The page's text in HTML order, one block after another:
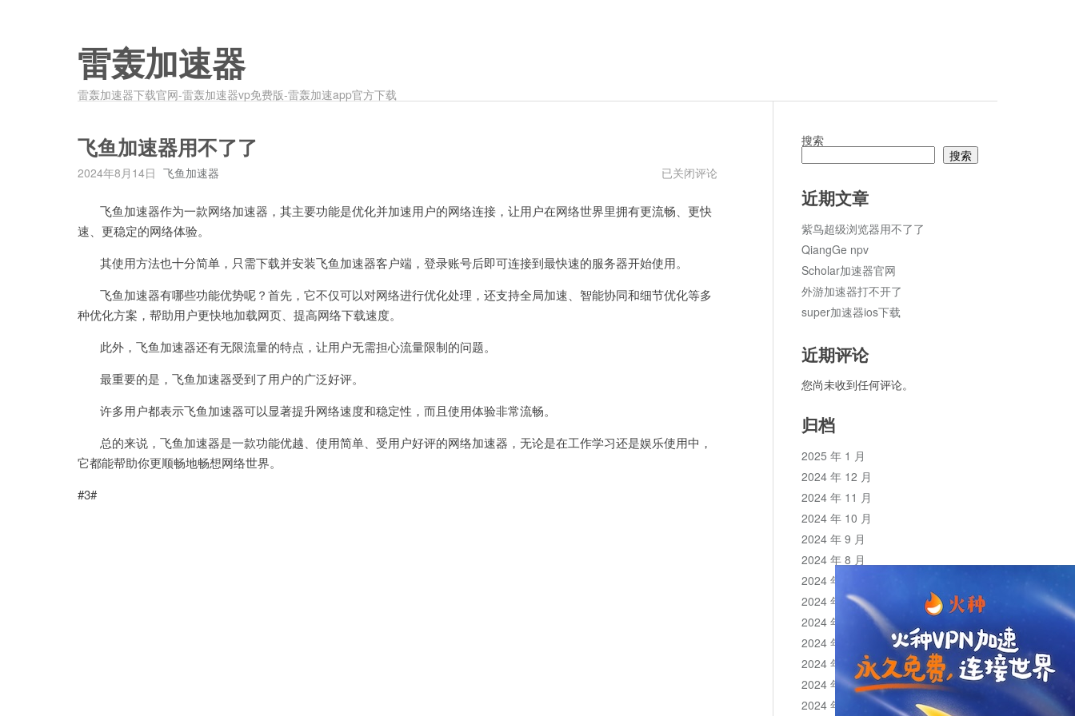
雷轰加速器
雷轰加速器下载官网-雷轰加速器vp免费版-雷轰加速app官方下载
飞鱼加速器用不了了
2024年8月14日 飞鱼加速器
飞
速
了
了
已关闭评论
飞鱼加速器作为一款网络加速器，其主要功能是优化并加速用户的网络连接，让用户在网络世界里拥有更流畅、更快
速、更稳定的网络体验。
其使用方法也十分简单，只需下载并安装飞鱼加速器客户端，登录账号后即可连接到最快速的服务器开始使用。
飞鱼加速器有哪些功能优势呢？首先，它不仅可以对网络进行优化处理，还支持全局加速、智能协同和细节优化等多
种优化方案，帮助用户更快地加载网页、提高网络下载速度。
此外，飞鱼加速器还有无限流量的特点，让用户无需担心流量限制的问题。
最重要的是，飞鱼加速器受到了用户的广泛好评。
许多用户都表示飞鱼加速器可以显著提升网络速度和稳定性，而且使用体验非常流畅。
总的来说，飞鱼加速器是一款功能优越、使用简单、受用户好评的网络加速器，无论是在工作学习还是娱乐使用中，
它都能帮助你更顺畅地畅想网络世界。
#3#
搜索
搜索
近期文章
紫鸟超级浏览器用不了了
QiangGe npv
Scholar加速器官网
外游加速器打不开了
super加速器ios下载
近期评论
您尚未收到任何评论。
归档
2025 年 1 月
2024 年 12 月
2024 年 11 月
2024 年 10 月
2024 年 9 月
2024 年 8 月
2024 年 7 月
2024 年 6 月
2024 年 5 月
2024 年 4 月
2024 年 3 月
2024 年 2 月
2024 年 1 月